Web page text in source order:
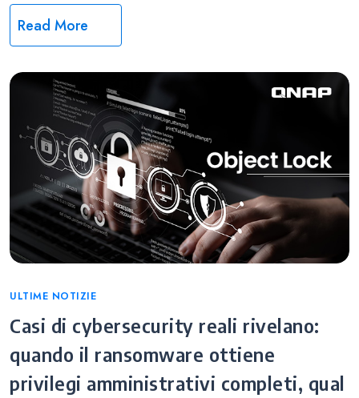
Read More
Categories
ULTIME NOTIZIE
Casi di cybersecurity reali rivelano:
quando il ransomware ottiene
privilegi amministrativi completi, qual